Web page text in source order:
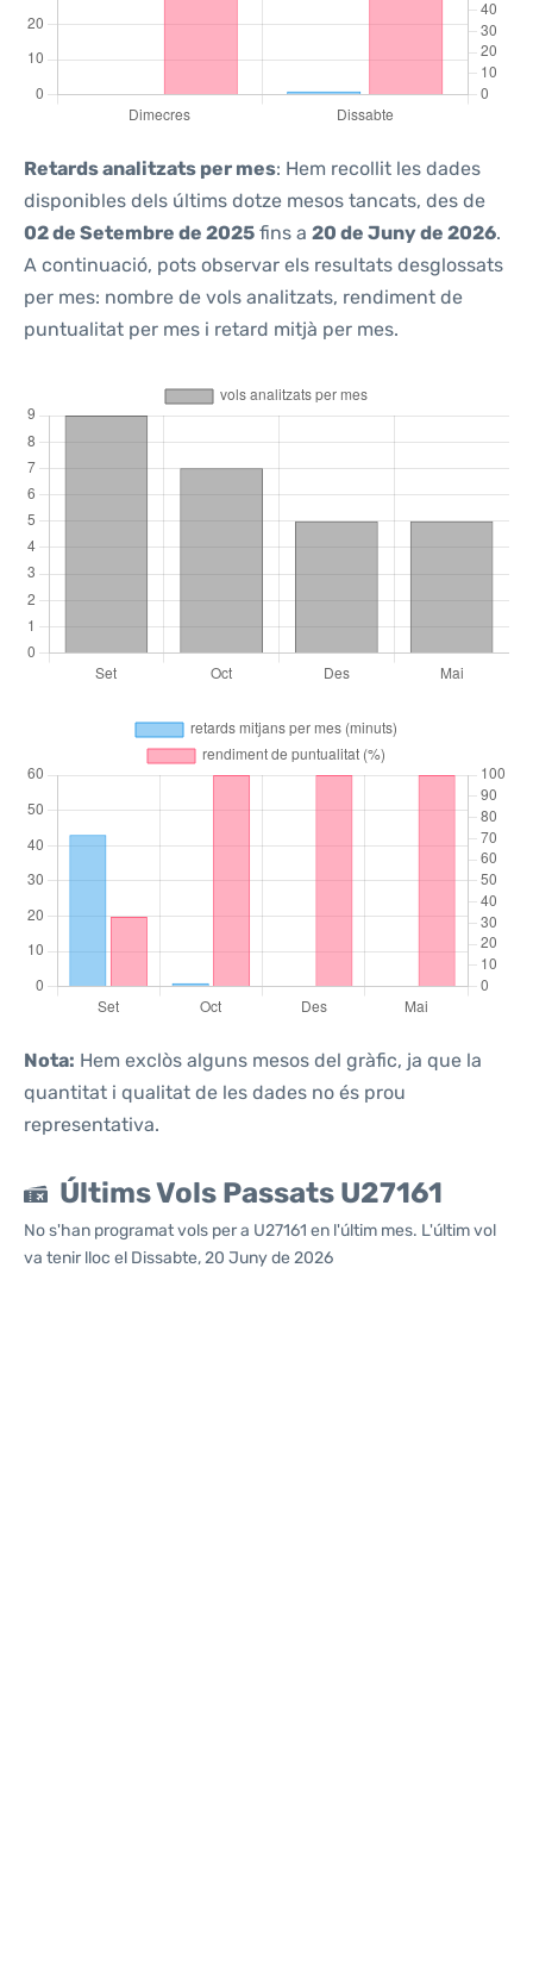
Retards analitzats per mes: Hem recollit les dades
disponibles dels últims dotze mesos tancats, des de
02 de Setembre de 2025 fins a 20 de Juny de 2026.
A continuació, pots observar els resultats desglossats
per mes: nombre de vols analitzats, rendiment de
puntualitat per mes i retard mitjà per mes.
Nota: Hem exclòs alguns mesos del gràfic, ja que la
quantitat i qualitat de les dades no és prou
representativa.
Últims Vols Passats U27161
No s'han programat vols per a U27161 en l'últim mes. L'últim vol
va tenir lloc el Dissabte, 20 Juny de 2026